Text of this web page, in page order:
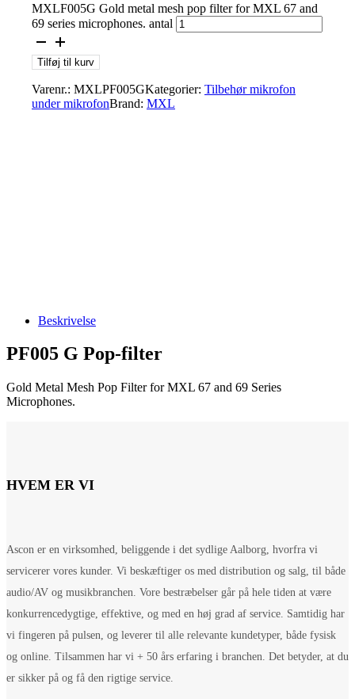
MXLF005G Gold metal mesh pop filter for MXL 67 and
69 series microphones. antal
Tilføj til kurv
Varenr.: MXLPF005GKategorier: Tilbehør mikrofon
under mikrofonBrand: MXL
Beskrivelse
PF005 G Pop-filter
Gold Metal Mesh Pop Filter for MXL 67 and 69 Series
Microphones.
HVEM ER VI
Ascon er en virksomhed, beliggende i det sydlige Aalborg, hvorfra vi
servicerer vores kunder. Vi beskæftiger os med distribution og salg, til både
audio/AV og musikbranchen. Vore bestræbelser går på hele tiden at være
konkurrencedygtige, effektive, og med en høj grad af service. Samtidig har
vi fingeren på pulsen, og leverer til alle relevante kundetyper, både fysisk
og online. Tilsammen har vi + 50 års erfaring i branchen. Det betyder, at du
er sikker på og få den rigtige service.